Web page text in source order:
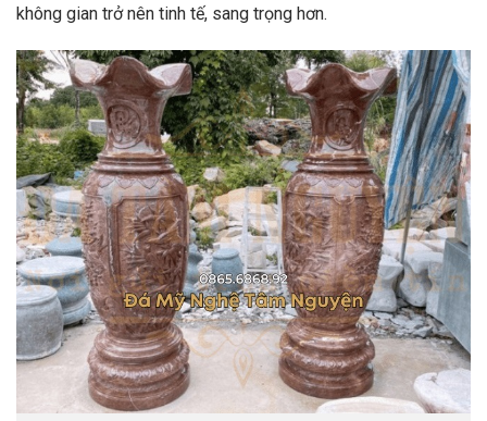
không gian trở nên tinh tế, sang trọng hơn.